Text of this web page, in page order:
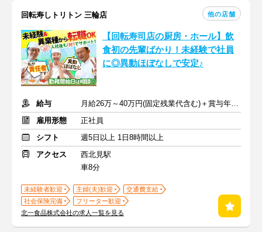
回転寿しトリトン 三輪店 他の店舗
【回転寿司店の厨房・ホール】飲
食初の先輩ばかり！未経験で社員
に◎異動ほぼなしで安定♪
給与
月給26万～40万円(固定残業代含む)＋賞与年2回＋交通費
雇用形態
正社員
シフト
週5日以上 1日8時間以上
アクセス
西北見駅
車8分
未経験者歓迎 主婦(夫)歓迎
交通費支給
社会保険完備
フリーター歓迎
北一食品株式会社の求人一覧を見る